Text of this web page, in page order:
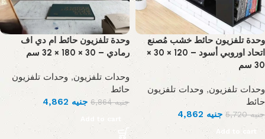
وحدة تلفزيون حائط خشب مُصنع
اتحاد اوروبي أسود – 120 × 30 ×
30 سم
وحدات تلفزيون, وحدات تلفزيون
حائط
جنيه5,720 جنيه
Add to cart
وحدة تلفزيون حائط ام دي اف
رمادي – 30 × 180 × 32 سم
وحدات تلفزيون,وحدات تلفزيون
حائط
جنيه6,864 جنيه
Add to cart